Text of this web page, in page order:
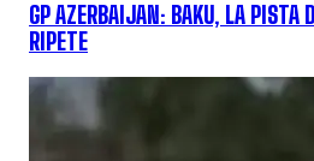
GP AZERBAIJAN: BAKU, LA PISTA
RIPETE